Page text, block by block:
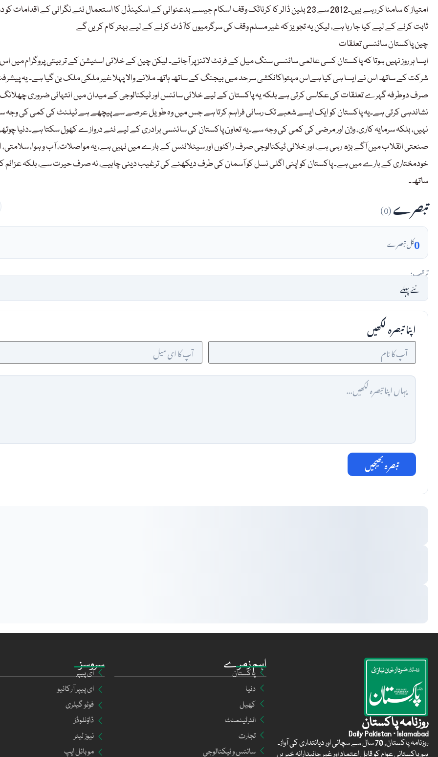
امتیاز کا سامنا کر رہے ہیں۔2012 سے 23 بلین ڈالر کا کرناٹک وقف اسکام جیسے بدعنوانی کے اسکینڈل کا استعمال نئے نگرانی کے اقدامات
ثابت کرنے کے لیے کیا جا رہا ہے، لیکن یہ تجویز کہ غیر مسلم وقف کی سرگرمیوں کاآڈٹ کرنے کے لیے بہتر کام کریں گے
چین پاکستان سائنسی تعلقات
ایسا ہر روز نہیں ہوتا کہ پاکستان کسی عالمی سائنسی سنگ میل کے فرنٹ لائنز پر آجائے۔ لیکن چین کے خلائی اسٹیشن کے تربیتی پروگرام میں
شرکت کے ساتھ اس نے ایسا ہی کیا ہےاس مہتواکانکشی سرحد میں بیجنگ کے ساتھ ہاتھ ملانے والا پہلا غیر ملکی ملک بن گیا ہے۔ یہ
صرف دوطرفہ گہرے تعلقات کی عکاسی کرتی ہے بلکہ یہ پاکستان کے لیے خلائی سائنس اور ٹیکنالوجی کے میدان میں انتہائی ضروری
نشاندہی کرتی ہے۔یہ پاکستان کو ایک ایسے شعبے تک رسائی فراہم کرتا ہے جس میں وہ طویل عرصے سے پیچھے ہے ٹیلنٹ کی کمی کی وجہ
نہیں، بلکہ سرمایہ کاری، وژن اور مرضی کی کمی کی وجہ سے۔یہ تعاون پاکستان کی سائنسی برادری کے لیے نئے دروازے کھول سکتا ہے۔دنیا
صنعتی انقلاب میں آگے بڑھ رہی ہے، اور خلائی ٹیکنالوجی صرف راکٹوں اور سیٹلائٹس کے بارے میں نہیں ہے، یہ مواصلات، آب و ہوا، سلامتی،
خودمختاری کے بارے میں ہے۔ پاکستان کو اپنی اگلی نسل کو آسمان کی طرف دیکھنے کی ترغیب دینی چاہیے، نہ صرف حیرت سے، بلکہ عزائم
ساتھ۔
تبصرے(0)
0کل تبصرے
ترتیب:
اپنا تبصرہ لکھیں
تبصرہ بھیجیں
سروسز
ای پیپر
ای پیپر آرکائیو
فوٹو گیلری
ڈاؤنلوڈز
نیوز لیٹر
موبائل ایپ
اہم زمرے
پاکستان
دنیا
کھیل
انٹرٹینمنٹ
تجارت
سائنس و ٹیکنالوجی
روزنامہ پاکستان
Daily Pakistan · Islamabad
روزنامہ پاکستان, 70 سال سے سچائی اور دیانتداری کی آواز۔
ہم پاکستانی عوام کو قابل اعتماد اور غیر جانبدارانہ خبریں